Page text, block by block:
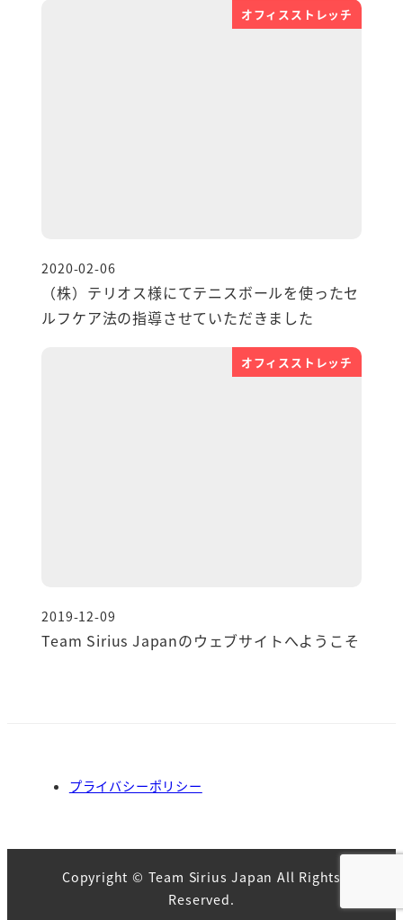
オフィスストレッチ
（株）テリオス様にてテニスボールを使ったセ
ルフケア法の指導させていただきました
投稿日
2020-02-06
オフィスストレッチ
Team Sirius Japanのウェブサイトへようこそ
投稿日
2019-12-09
プライバシーポリシー
Copyright © Team Sirius Japan All Rights
Reserved.